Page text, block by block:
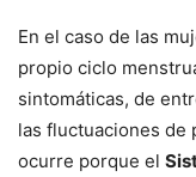
En el caso de las
propio ciclo
sintomáticas, de
las fluctuaciones de
ocurre porque el